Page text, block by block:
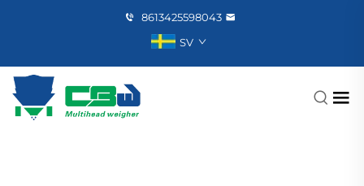
8613425598043
SV